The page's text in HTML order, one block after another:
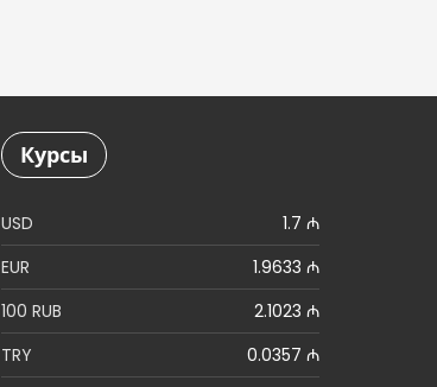
Курсы
USD
1.7 ₼
EUR
1.9633 ₼
100 RUB
2.1023 ₼
TRY
0.0357 ₼